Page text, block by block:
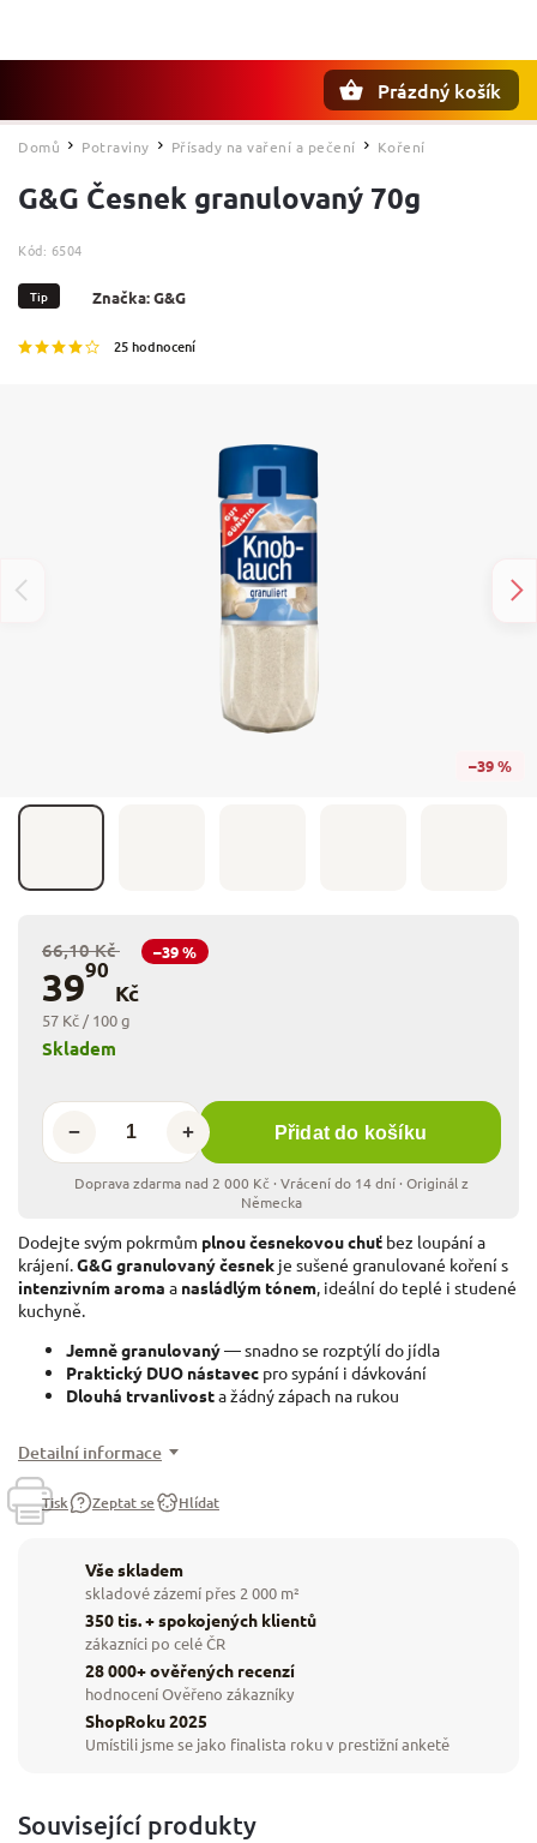
Prázdný košík
Domů / Potraviny / Přísady na vaření a pečení / Koření
G&G Česnek granulovaný 70g
Kód: 6504
Tip
25 hodnocení
Značka:G&G
–39 %
66,10 Kč –39 %
3990
Kč
57 Kč / 100 g
+
− Přidat do košíku
Skladem
Dodejte svým pokrmům plnou česnekovou chuť bez loupání a
krájení.G&G granulovaný česnek je sušené granulované koření s
intenzivním aroma a nasládlým tónem, ideální do teplé i studené
kuchyně.
Jemně granulovaný— snadno se rozptýlí do jídla
Praktický DUO nástavec pro sypání i dávkování
Dlouhá trvanlivosta žádný zápach na rukou
Detailní informace
Tisk Zeptat se Hlídat
Vše skladem
skladové zázemí přes 2 000 m²
350 tis. + spokojených klientů
zákazníci po celé ČR
28 000+ ověřených recenzí
hodnocení Ověřeno zákazníky
ShopRoku 2025
Umístili jsme se jako finalista roku v prestižní anketě
Související produkty